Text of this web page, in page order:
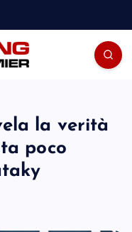
la verità
poco